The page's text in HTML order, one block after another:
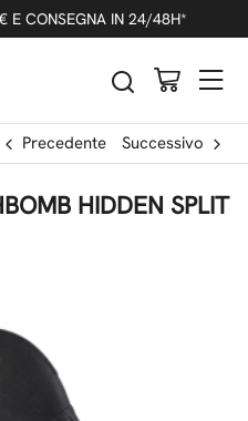
E CONSEGNA IN 24/48H*
Precedente Successivo
HIDDEN SPLIT